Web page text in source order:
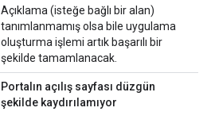
Açıklama (isteğe bağlı bir alan)
tanımlanmamış olsa bile uygulama
oluşturma işlemi artık başarılı bir
şekilde tamamlanacak.
Portalın açılış sayfası düzgün
şekilde kaydırılamıyor